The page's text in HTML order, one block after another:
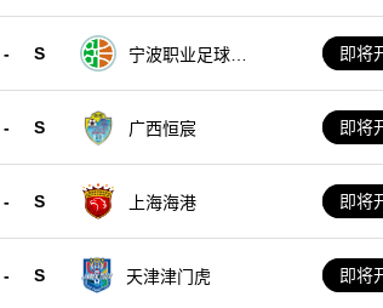
- S
宁波职业足球俱
即将
- S 广西恒宸 即将
- S 上海海港 即将
- S 天津津门虎 即将